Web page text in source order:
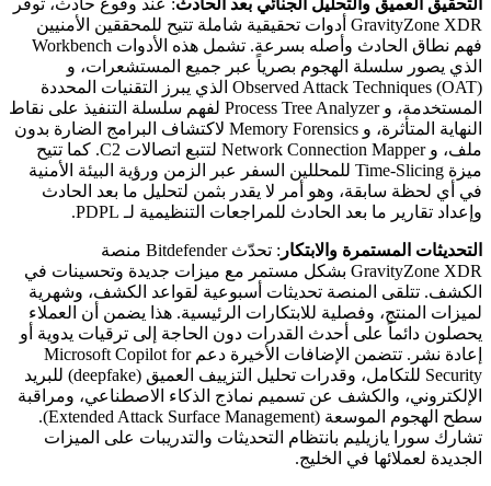
التحقيق العميق والتحليل الجنائي بعد الحادث: عند وقوع حادث، توفر
GravityZone XDR أدوات تحقيقية شاملة تتيح للمحققين الأمنيين
فهم نطاق الحادث وأصله بسرعة. تشمل هذه الأدوات Workbench
الذي يصور سلسلة الهجوم بصرياً عبر جميع المستشعرات، و
Observed Attack Techniques (OAT) الذي يبرز التقنيات المحددة
المستخدمة، و Process Tree Analyzer لفهم سلسلة التنفيذ على نقاط
النهاية المتأثرة، و Memory Forensics لاكتشاف البرامج الضارة بدون
ملف، و Network Connection Mapper لتتبع اتصالات C2. كما تتيح
ميزة Time-Slicing للمحللين السفر عبر الزمن ورؤية البيئة الأمنية
في أي لحظة سابقة، وهو أمر لا يقدر بثمن لتحليل ما بعد الحادث
وإعداد تقارير ما بعد الحادث للمراجعات التنظيمية لـ PDPL.
التحديثات المستمرة والابتكار
: تحدّث Bitdefender منصة
GravityZone XDR بشكل مستمر مع ميزات جديدة وتحسينات في
الكشف. تتلقى المنصة تحديثات أسبوعية لقواعد الكشف، وشهرية
لميزات المنتج، وفصلية للابتكارات الرئيسية. هذا يضمن أن العملاء
يحصلون دائماً على أحدث القدرات دون الحاجة إلى ترقيات يدوية أو
إعادة نشر. تتضمن الإضافات الأخيرة دعم Microsoft Copilot for
Security للتكامل، وقدرات تحليل التزييف العميق (deepfake) للبريد
الإلكتروني، والكشف عن تسميم نماذج الذكاء الاصطناعي، ومراقبة
سطح الهجوم الموسعة (Extended Attack Surface Management).
تشارك سورا يازيليم بانتظام التحديثات والتدريبات على الميزات
الجديدة لعملائها في الخليج.